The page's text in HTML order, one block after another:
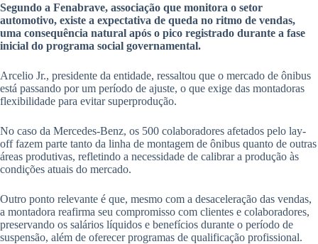
Segundo a Fenabrave, associação que monitora o setor
automotivo, existe a expectativa de queda no ritmo de vendas,
uma consequência natural após o pico registrado durante a fase
inicial do programa social governamental.
Arcelio Jr., presidente da entidade, ressaltou que o mercado de ônibus
está passando por um período de ajuste, o que exige das montadoras
flexibilidade para evitar superprodução.
No caso da Mercedes-Benz, os 500 colaboradores afetados pelo lay-
off fazem parte tanto da linha de montagem de ônibus quanto de outras
áreas produtivas, refletindo a necessidade de calibrar a produção às
condições atuais do mercado.
Outro ponto relevante é que, mesmo com a desaceleração das vendas,
a montadora reafirma seu compromisso com clientes e colaboradores,
preservando os salários líquidos e benefícios durante o período de
suspensão, além de oferecer programas de qualificação profissional.